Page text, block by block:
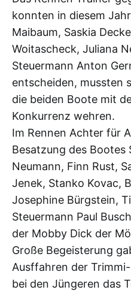
konnten in diesem
Maibaum, Saskia
Woitascheck, Juliana
Steuermann Anton
entscheiden, mussten
die beiden Boote mit
Konkurrenz wehren.
Im Rennen Achter für
Besatzung des Bootes
Neumann, Finn Rust,
Jenek, Stanko Kovac,
Josephine Bürgstein,
Steuermann Paul
der Mobby Dick der
Große Begeisterung
Ausffahren der
bei den Jüngeren das